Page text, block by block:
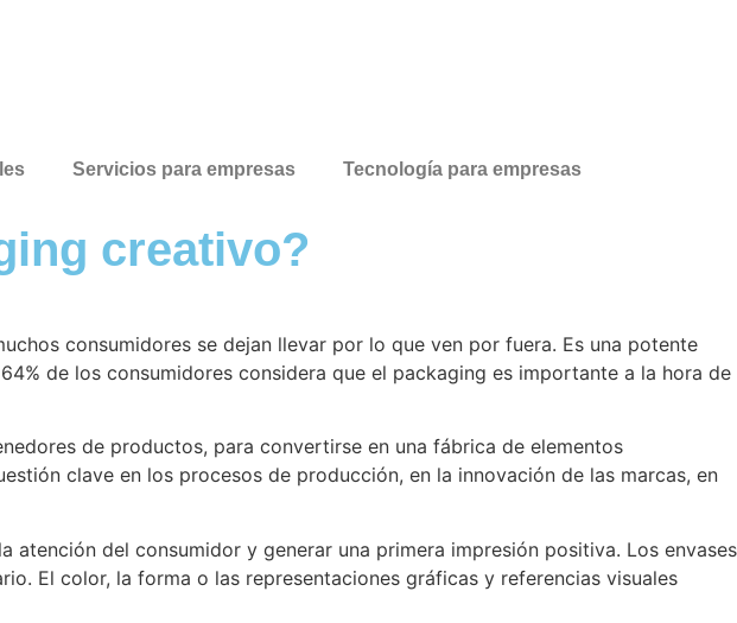
Servicios para empresas Tecnología para empresas
creativo?
consumidores se dejan llevar por lo que ven por fuera. Es una potente
de los consumidores considera que el packaging es importante a la hora de
de productos, para convertirse en una fábrica de elementos
clave en los procesos de producción, en la innovación de las marcas, en
del consumidor y generar una primera impresión positiva. Los envases
El color, la forma o las representaciones gráficas y referencias visuales